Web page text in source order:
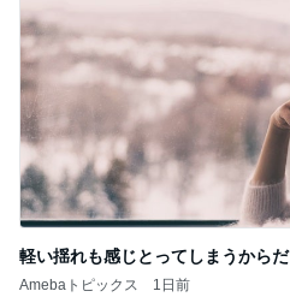
軽い揺れも感じとってしまうからだ
Amebaトピックス 1日前